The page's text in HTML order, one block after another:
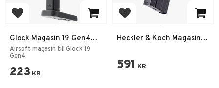
Add to favorites
Glock Magasin 19 Gen4
MOS CO2 4,5mm BB
Airsoft magasin till Glock 19
Gen4.
223 KR
Add to favorites
Heckler & Koch Magasin
591 KR